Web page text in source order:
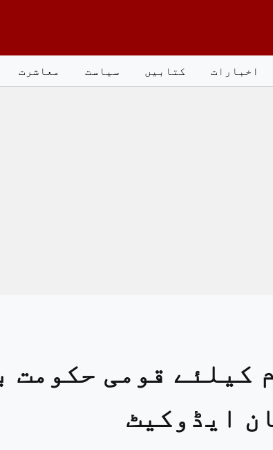
اخبارات کتابیں سیاست معاشرت
کیلئے قومی حکومت
ایڈوکیٹ